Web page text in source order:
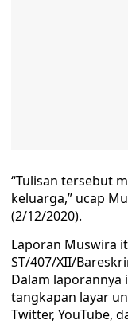
“Tulisan tersebut
keluarga,” ucap
(2/12/2020).
Laporan Muswira
ST/407/XII/
Dalam
tangkapan layar
Twitter, YouTube,